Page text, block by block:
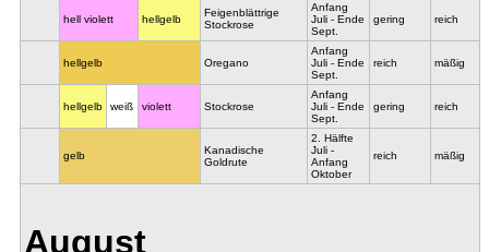
hell violett hellgelb
Feigenblättrige
Stockrose
Anfang
Juli - Ende
Sept.
gering reich
hellgelb Oregano
Anfang
Juli - Ende
Sept.
reich mäßig
hellgelb weiß violett Stockrose
Anfang
Juli - Ende
Sept.
gering reich
gelb
Kanadische
Goldrute
2. Hälfte
Juli -
Anfang
Oktober
reich mäßig
August